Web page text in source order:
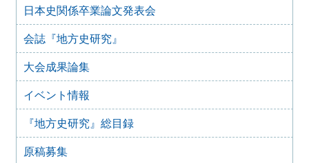
20日）
2025年6月5日
2024年度第6回研究例会（2025年7月12日）
2025年5月12日
2024年度第5回研究例会（2025年5月30日）
2025年2月27日
2025年1月21日
2024年度第3回研究例会（兵庫大会総括例会）（2025年2月
23日）
日本史関係卒業論文発表会
会誌『地方史研究』
大会成果論集
イベント情報
『地方史研究』総目録
原稿募集